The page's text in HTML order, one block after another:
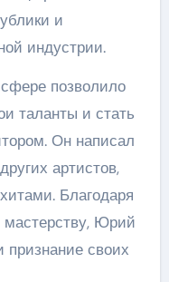
и
индустрии.
позволило
таланты и стать
Он написал
артистов,
Благодаря
Юрий
своих